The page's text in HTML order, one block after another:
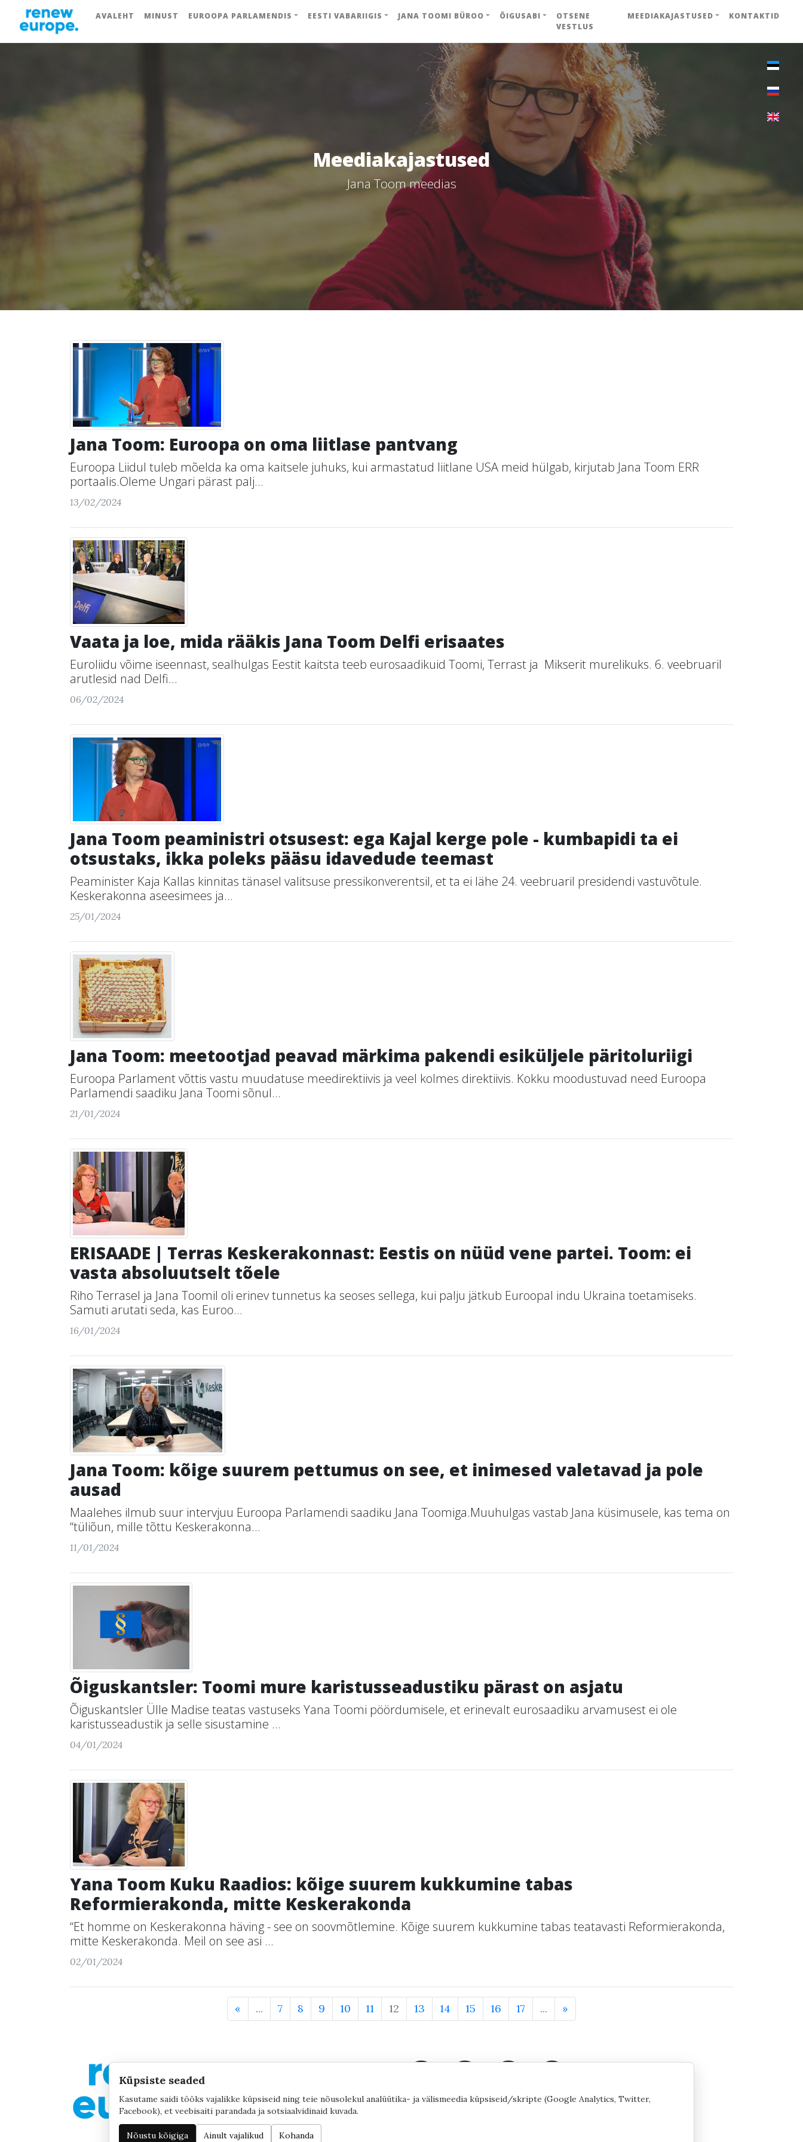
AVALEHT MINUST EUROOPA PARLAMENDIS EESTI VABARIIGIS JANA TOOMI BÜROO ÕIGUSABI
OTSENE
VESTLUS
MEEDIAKAJASTUSED KONTAKTID
Meediakajastused
Jana Toom meedias
Jana Toom: Euroopa on oma liitlase pantvang
Euroopa Liidul tuleb mõelda ka oma kaitsele juhuks, kui armastatud liitlane USA meid hülgab, kirjutab Jana Toom ERR
portaalis.Oleme Ungari pärast palj...
13/02/2024
Vaata ja loe, mida rääkis Jana Toom Delfi erisaates
Euroliidu võime iseennast, sealhulgas Eestit kaitsta teeb eurosaadikuid Toomi, Terrast ja Mikserit murelikuks. 6. veebruaril
arutlesid nad Delfi...
06/02/2024
Jana Toom peaministri otsusest: ega Kajal kerge pole - kumbapidi ta ei
otsustaks, ikka poleks pääsu idavedude teemast
Peaminister Kaja Kallas kinnitas tänasel valitsuse pressikonverentsil, et ta ei lähe 24. veebruaril presidendi vastuvõtule.
Keskerakonna aseesimees ja...
25/01/2024
Jana Toom: meetootjad peavad märkima pakendi esiküljele päritoluriigi
Euroopa Parlament võttis vastu muudatuse meedirektiivis ja veel kolmes direktiivis. Kokku moodustuvad need Euroopa
Parlamendi saadiku Jana Toomi sõnul...
21/01/2024
ERISAADE | Terras Keskerakonnast: Eestis on nüüd vene partei. Toom: ei
vasta absoluutselt tõele
Riho Terrasel ja Jana Toomil oli erinev tunnetus ka seoses sellega, kui palju jätkub Euroopal indu Ukraina toetamiseks.
Samuti arutati seda, kas Euroo...
16/01/2024
Jana Toom: kõige suurem pettumus on see, et inimesed valetavad ja pole
ausad
Maalehes ilmub suur intervjuu Euroopa Parlamendi saadiku Jana Toomiga.Muuhulgas vastab Jana küsimusele, kas tema on
“tüliõun, mille tõttu Keskerakonna...
11/01/2024
Õiguskantsler: Toomi mure karistusseadustiku pärast on asjatu
Õiguskantsler Ülle Madise teatas vastuseks Yana Toomi pöördumisele, et erinevalt eurosaadiku arvamusest ei ole
karistusseadustik ja selle sisustamine ...
04/01/2024
Yana Toom Kuku Raadios: kõige suurem kukkumine tabas
Reformierakonda, mitte Keskerakonda
“Et homme on Keskerakonna häving - see on soovmõtlemine. Kõige suurem kukkumine tabas teatavasti Reformierakonda,
mitte Keskerakonda. Meil on see asi ...
02/01/2024
« ... 7 8 9 10 11 12 13 14 15 16 17 ... »
Küpsiste seaded
Kasutame saidi tööks vajalikke küpsiseid ning teie nõusolekul analüütika- ja välismeedia küpsiseid/skripte (Google Analytics, Twitter,
Facebook), et veebisaiti parandada ja sotsiaalvidinaid kuvada.
Nõustu kõigiga Ainult vajalikud Kohanda